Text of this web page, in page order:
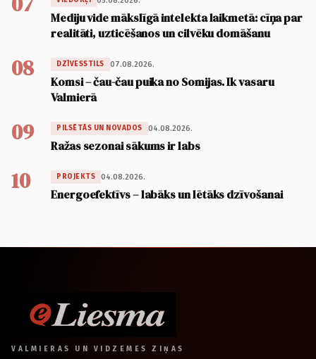
Mediju vide mākslīgā intelekta laikmetā: cīņa par
realitāti, uzticēšanos un cilvēku domāšanu
08 DZĪVESSTILS 07.08.2026.
Komsi – čau-čau puika no Somijas. Ik vasaru
Valmierā
09 PILSĒTĀS UN NOVADOS 04.08.2026.
Ražas sezonai sākums ir labs
10 PROJEKTS 04.08.2026.
Energoefektīvs – labāks un lētāks dzīvošanai
VALMIERAS UN VIDZEMES ZIŅAS